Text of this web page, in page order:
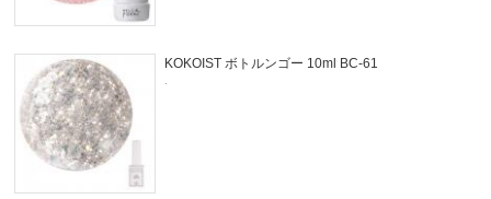
KOKOIST ボトルンゴー 10ml BC-61
.